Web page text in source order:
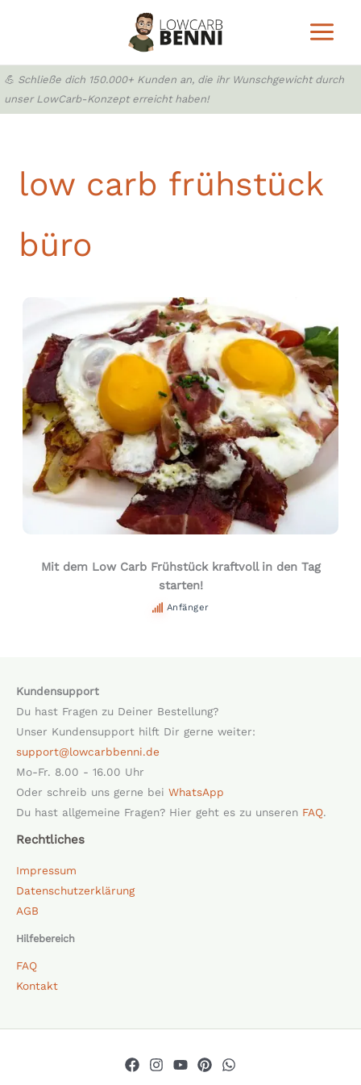
💪 Schließe dich 150.000+ Kunden an, die ihr Wunschgewicht durch
unser LowCarb-Konzept erreicht haben!
low carb frühstück
büro
Mit dem Low Carb Frühstück kraftvoll in den Tag
starten!
Anfänger
Kundensupport
Du hast Fragen zu Deiner Bestellung?
Unser Kundensupport hilft Dir gerne weiter:
support@lowcarbbenni.de
Mo-Fr. 8.00 - 16.00 Uhr
Oder schreib uns gerne bei WhatsApp
Du hast allgemeine Fragen? Hier geht es zu unseren FAQ.
Rechtliches
Impressum
Datenschutzerklärung
AGB
Hilfebereich
FAQ
Kontakt